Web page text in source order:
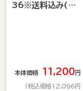
すようスタッフ一同
👇こちらをクリック
36※送料込み(県
本体価格 11,200 円
(税込価格12,096円